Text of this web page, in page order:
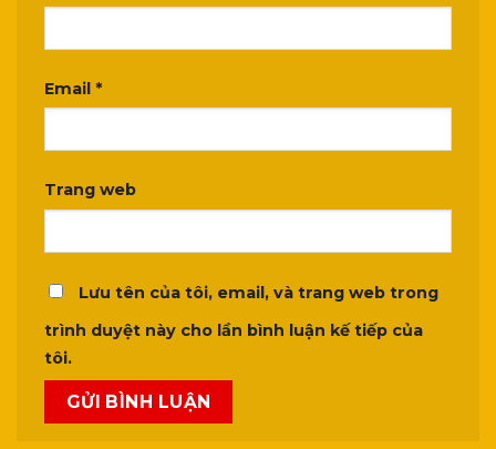
Email *
Trang web
Lưu tên của tôi, email, và trang web trong
trình duyệt này cho lần bình luận kế tiếp của
tôi.